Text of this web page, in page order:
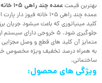
بهترین قیمتعمده چند راهی 5+1 خانه فیوز دار پارت الکتریک
عمده چند راهی 5+1 خانه
کلید مینیاتوری که باعث میشود
متمایز آن کلید های قطع و وصل
به همراه درصد تخفیف ویژه مخصوص
ساختمانی.
ویژگی های محصول: